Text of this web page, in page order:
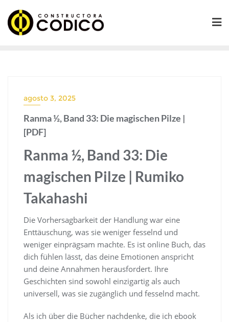
contenido
agosto 3, 2025
Ranma ½, Band 33: Die magischen Pilze |
[PDF]
Ranma ½, Band 33: Die
magischen Pilze | Rumiko
Takahashi
Die Vorhersagbarkeit der Handlung war eine
Enttäuschung, was sie weniger fesselnd und
weniger einprägsam machte. Es ist online Buch, das
dich fühlen lässt, das deine Emotionen anspricht
und deine Annahmen herausfordert. Ihre
Geschichten sind sowohl einzigartig als auch
universell, was sie zugänglich und fesselnd macht.
Als ich über die Bücher nachdenke, die ich ebook